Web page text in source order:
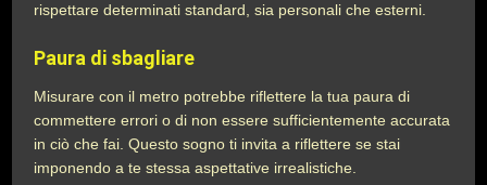
rispettare determinati standard, sia personali che esterni.
Paura di sbagliare
Misurare con il metro potrebbe riflettere la tua paura di
commettere errori o di non essere sufficientemente accurata
in ciò che fai. Questo sogno ti invita a riflettere se stai
imponendo a te stessa aspettative irrealistiche.